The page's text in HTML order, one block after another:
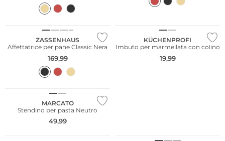
ZASSENHAUS
Affettatrice per pane Classic Nera
169,99
KÜCHENPROFI
Imbuto per marmellata con colino
19,99
MARCATO
Stendino per pasta Neutro
49,99